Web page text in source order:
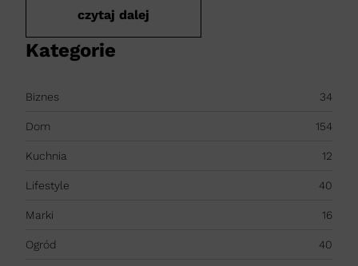
czytaj dalej
Kategorie
Biznes 34
Dom 154
Kuchnia 12
Lifestyle 40
Marki 16
Ogród 40